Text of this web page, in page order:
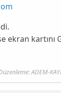
ekran kartını
ADEM-